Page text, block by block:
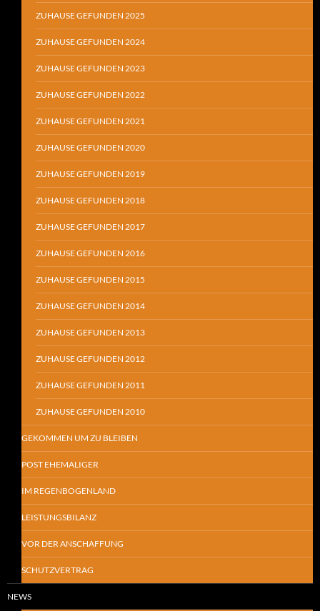
ZUHAUSE GEFUNDEN 2025
ZUHAUSE GEFUNDEN 2024
ZUHAUSE GEFUNDEN 2023
ZUHAUSE GEFUNDEN 2022
ZUHAUSE GEFUNDEN 2021
ZUHAUSE GEFUNDEN 2020
ZUHAUSE GEFUNDEN 2019
ZUHAUSE GEFUNDEN 2018
ZUHAUSE GEFUNDEN 2017
ZUHAUSE GEFUNDEN 2016
ZUHAUSE GEFUNDEN 2015
ZUHAUSE GEFUNDEN 2014
ZUHAUSE GEFUNDEN 2013
ZUHAUSE GEFUNDEN 2012
ZUHAUSE GEFUNDEN 2011
ZUHAUSE GEFUNDEN 2010
GEKOMMEN UM ZU BLEIBEN
POST EHEMALIGER
IM REGENBOGENLAND
LEISTUNGSBILANZ
VOR DER ANSCHAFFUNG
SCHUTZVERTRAG
NEWS